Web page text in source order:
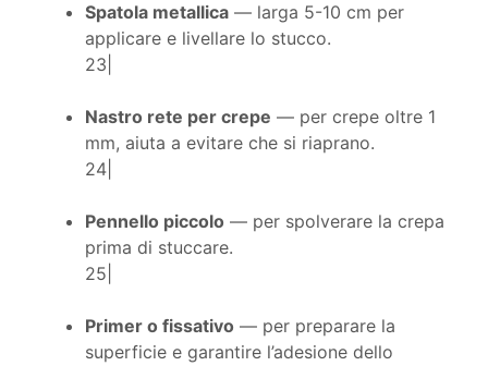
Spatola metallica — larga 5-10 cm per
applicare e livellare lo stucco.
23|
Nastro rete per crepe — per crepe oltre 1
mm, aiuta a evitare che si riaprano.
24|
Pennello piccolo — per spolverare la crepa
prima di stuccare.
25|
Primer o fissativo — per preparare la
superficie e garantire l’adesione dello